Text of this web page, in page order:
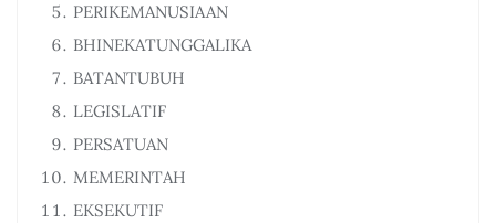
PERIKEMANUSIAAN
BHINEKATUNGGALIKA
BATANTUBUH
LEGISLATIF
PERSATUAN
MEMERINTAH
EKSEKUTIF